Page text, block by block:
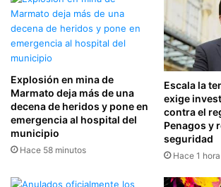
Explosión en mina de
Marmato deja más de una
decena de heridos y pone en
emergencia al hospital del
municipio
Hace 58 minutos
Escala la
exige
contra el
Penagos y
seguridad
Hace 1 hora